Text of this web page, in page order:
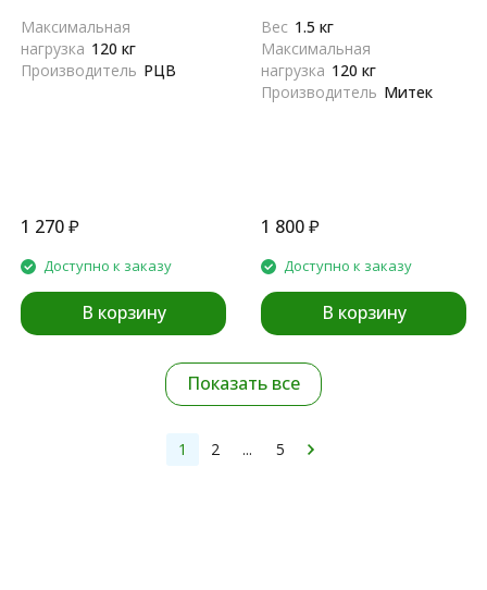
Максимальная
нагрузка 120 кг
Производитель РЦВ
1 270₽
Доступно к заказу
В корзину
Вес 1.5 кг
Максимальная
нагрузка 120 кг
Производитель Митек
1 800₽
Доступно к заказу
В корзину
Показать все
1 2 ... 5